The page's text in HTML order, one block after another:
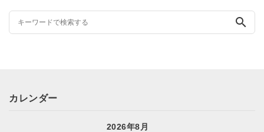
search
カレンダー
2026年8月